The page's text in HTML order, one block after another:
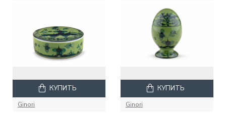
Ginori
КУПИТЬ
Ginori
КУПИТЬ